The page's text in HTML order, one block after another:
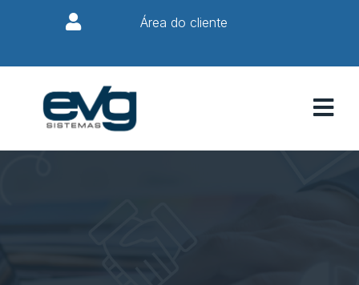
Área do cliente